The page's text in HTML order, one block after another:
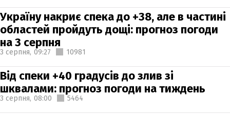
Україну накриє спека до +38, але в частині
областей пройдуть дощі: прогноз погоди
на 3 серпня
3 серпня, 09:27 10981
Від спеки +40 градусів до злив зі
шквалами: прогноз погоди на тиждень
3 серпня, 08:00 5464